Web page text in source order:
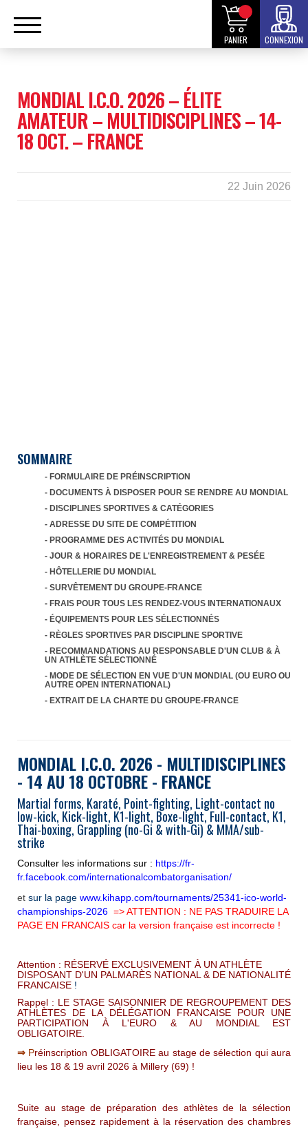
PANIER CONNEXION
MONDIAL I.C.O. 2026 – ÉLITE
AMATEUR – MULTIDISCIPLINES – 14-
18 OCT. – FRANCE
22 Juin 2026
SOMMAIRE
- FORMULAIRE DE PRÉINSCRIPTION
- DOCUMENTS À DISPOSER POUR SE RENDRE AU MONDIAL
- DISCIPLINES SPORTIVES & CATÉGORIES
- ADRESSE DU SITE DE COMPÉTITION
- PROGRAMME DES ACTIVITÉS DU MONDIAL
- JOUR & HORAIRES DE L'ENREGISTREMENT & PESÉE
- HÔTELLERIE DU MONDIAL
- SURVÊTEMENT DU GROUPE-FRANCE
- FRAIS POUR TOUS LES RENDEZ-VOUS INTERNATIONAUX
- ÉQUIPEMENTS POUR LES SÉLECTIONNÉS
- RÈGLES SPORTIVES PAR DISCIPLINE SPORTIVE
- RECOMMANDATIONS AU RESPONSABLE D'UN CLUB & À
UN ATHLÈTE SÉLECTIONNÉ
- MODE DE SÉLECTION EN VUE D'UN MONDIAL (OU EURO OU
AUTRE OPEN INTERNATIONAL)
- EXTRAIT DE LA CHARTE DU GROUPE-FRANCE
MONDIAL I.C.O. 2026 - MULTIDISCIPLINES
- 14 AU 18 OCTOBRE - FRANCE
Martial forms, Karaté, Point-fighting, Light-contact no
low-kick, Kick-light, K1-light, Boxe-light, Full-contact, K1,
Thai-boxing, Grappling (no-Gi & with-Gi) & MMA/sub-
strike
Consulter les informations sur : https://fr-
fr.facebook.com/internationalcombatorganisation/
et sur la page www.kihapp.com/tournaments/25341-ico-world-
championships-2026 => ATTENTION : NE PAS TRADUIRE LA
PAGE EN FRANCAIS car la version française est incorrecte !
Attention : RÉSERVÉ EXCLUSIVEMENT À UN ATHLÈTE
DISPOSANT D'UN PALMARÈS NATIONAL & DE NATIONALITÉ
FRANCAISE !
Rappel : LE STAGE SAISONNIER DE REGROUPEMENT DES
ATHLÈTES DE LA DÉL ÉGATION FRANCAISE POUR UNE
PARTICIPATION À L'EURO & AU MONDIAL EST
OBLIGATOIRE.
⇒ Préinscription OBLIGATOIRE au stage de sélection qui aura
lieu les 18 & 19 avril 2026 à Millery (69) !
Suite au stage de préparation des athlètes de la sélection
française, pensez rapidement à la réservation des chambres